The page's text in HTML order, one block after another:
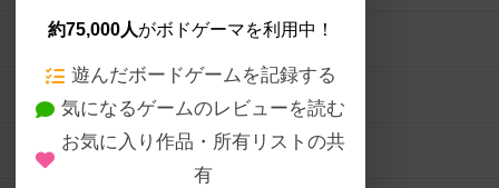
約75,000人がボドゲーマを利用中！
遊んだボードゲームを記録する
気になるゲームのレビューを読む
お気に入り作品・所有リストの共
有
ボードゲームの新着レビュー
ボードゲーム会情報
メカニクス特集